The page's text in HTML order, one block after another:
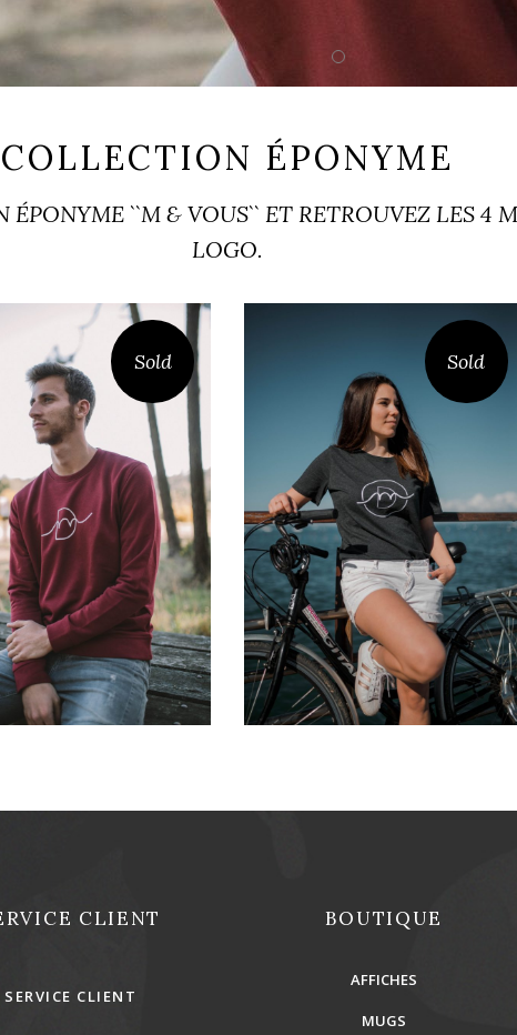
COLLECTION ÉPONYME
``M & VOUS`` ET RETROUVEZ LES 4
LOGO.
Sold
CLAOUEY
55,00 €
Sold
T-SHIRT LÈGE
33,00€
REJOINS-NOUS !
CLIENT
SERVICE CLIENT
BOUTIQUE
AFFICHES
MUGS